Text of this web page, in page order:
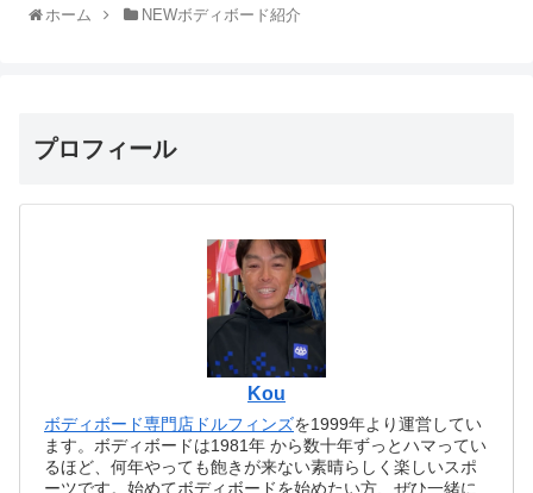
ホーム NEWボディボード紹介
プロフィール
Kou
ボディボード専門店ドルフィンズを1999年より運営してい
ます。ボディボードは1981年 から数十年ずっとハマってい
るほど、何年やっても飽きが来ない素晴らしく楽しいスポ
ーツです。始めてボディボードを始めたい方、ぜひ一緒に